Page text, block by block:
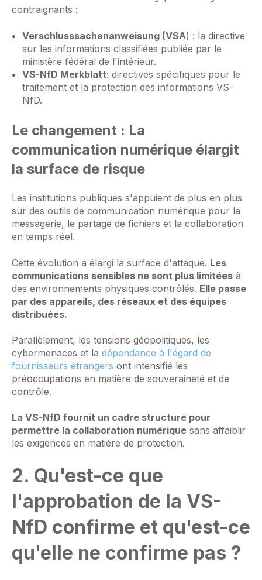
contraignants :
Verschlusssachenanweisung (VSA) : la directive
sur les informations classifiées publiée par le
ministère fédéral de l'intérieur.
VS-NfD Merkblatt: directives spécifiques pour le
traitement et la protection des informations VS-
NfD.
Le changement : La
communication numérique élargit
la surface de risque
Les institutions publiques s'appuient de plus en plus
sur des outils de communication numérique pour la
messagerie, le partage de fichiers et la collaboration
en temps réel.
Cette évolution a élargi la surface d'attaque. Les
communications sensibles ne sont plus limitées à
des environnements physiques contrôlés. Elle passe
par des appareils, des réseaux et des équipes
distribuées.
Parallèlement, les tensions géopolitiques, les
cybermenaces et la dépendance à l'égard de
fournisseurs étrangers ont intensifié les
préoccupations en matière de souveraineté et de
contrôle.
La VS-NfD fournit un cadre structuré pour
permettre la collaboration numérique sans affaiblir
les exigences en matière de protection.
2. Qu'est-ce que
l'approbation de la VS-
NfD confirme et qu'est-ce
qu'elle ne confirme pas ?